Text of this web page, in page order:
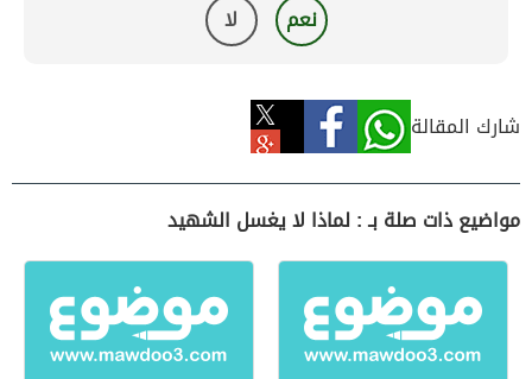
نعم لا
شارك المقالة
مواضيع ذات صلة بـ : لماذا لا يغسل الشهيد